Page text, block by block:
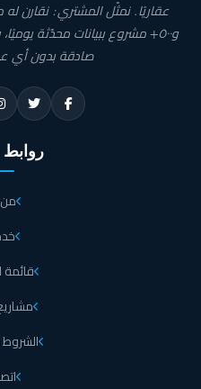
و٥٠٠+ مشروع ببيانات محدّثة
صادقة بدون أي
قائمة